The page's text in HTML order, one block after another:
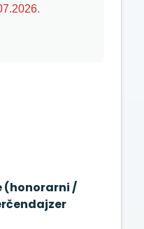
(honorarni /